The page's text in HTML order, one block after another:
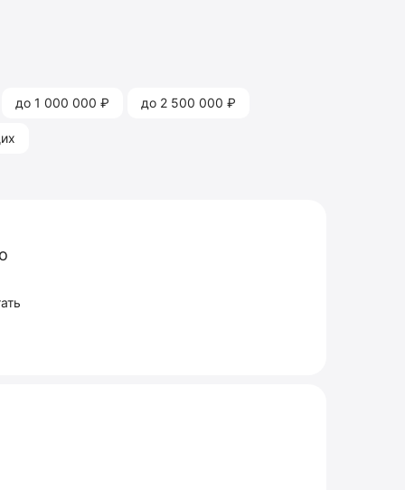
до 1 000 000 ₽ до 2 500 000 ₽